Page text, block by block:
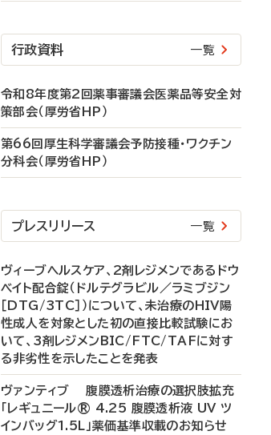
行政資料 一覧
令和8年度第2回薬事審議会医薬品等安全対
策部会（厚労省HP）
第66回厚生科学審議会予防接種・ワクチン
分科会（厚労省HP）
プレスリリース 一覧
ヴィーブヘルスケア、2剤レジメンであるドウ
ベイト配合錠（ドルテグラビル／ラミブジン
［DTG/3TC］）について、未治療のHIV陽
性成人を対象とした初の直接比較試験にお
いて、3剤レジメンBIC/FTC/TAFに対す
る非劣性を示したことを発表
ヴァンティブ 腹膜透析治療の選択肢拡充
「レギュニール® 4.25 腹膜透析液 UV ツ
インバッグ1.5L」薬価基準収載のお知らせ